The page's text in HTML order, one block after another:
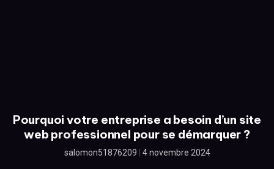
Pourquoi votre entreprise a besoin d’un site
web professionnel pour se démarquer ?
salomon51876209 4 novembre 2024